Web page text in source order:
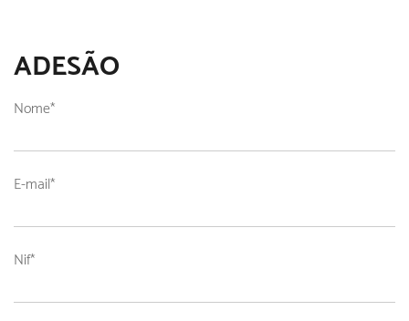
ADESÃO
Nome*
E-mail*
Nif*